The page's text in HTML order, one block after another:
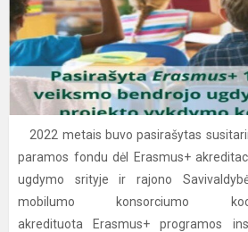
2022 metais buvo pasirašytas
paramos fondu dėl Erasmus+
ugdymo srityje ir rajono
mobilumo konsorciumo
akredituota Erasmus+ programos